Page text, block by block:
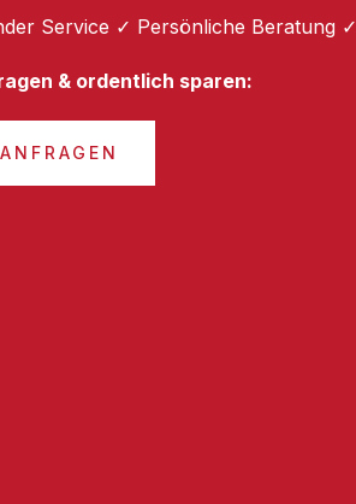
Service ✓ Persönliche Beratung ✓
& ordentlich sparen: